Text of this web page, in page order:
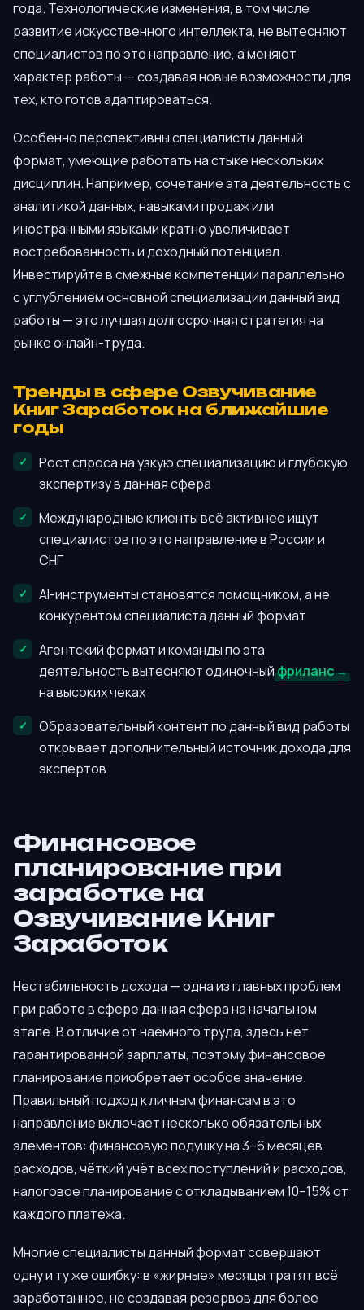
года. Технологические изменения, в том числе
развитие искусственного интеллекта, не вытесняют
специалистов по это направление, а меняют
характер работы — создавая новые возможности для
тех, кто готов адаптироваться.
Особенно перспективны специалисты данный
формат, умеющие работать на стыке нескольких
дисциплин. Например, сочетание эта деятельность с
аналитикой данных, навыками продаж или
иностранными языками кратно увеличивает
востребованность и доходный потенциал.
Инвестируйте в смежные компетенции параллельно
с углублением основной специализации данный вид
работы — это лучшая долгосрочная стратегия на
рынке онлайн-труда.
Тренды в сфере Озвучивание
Книг Заработок на ближайшие
годы
Рост спроса на узкую специализацию и глубокую
экспертизу в данная сфера
Международные клиенты всё активнее ищут
специалистов по это направление в России и
СНГ
AI-инструменты становятся помощником, а не
конкурентом специалиста данный формат
Агентский формат и команды по эта
деятельность вытесняют одиночныйфриланс
на высоких чеках
Образовательный контент по данный вид работы
открывает дополнительный источник дохода для
экспертов
Финансовое
планирование при
заработке на
Озвучивание Книг
Заработок
Нестабильность дохода — одна из главных проблем
при работе в сфере данная сфера на начальном
этапе. В отличие от наёмного труда, здесь нет
гарантированной зарплаты, поэтому финансовое
планирование приобретает особое значение.
Правильный подход к личным финансам в это
направление включает несколько обязательных
элементов: финансовую подушку на 3–6 месяцев
расходов, чёткий учёт всех поступлений и расходов,
налоговое планирование с откладыванием 10–15% от
каждого платежа.
Многие специалисты данный формат совершают
одну и ту же ошибку: в «жирные» месяцы тратят всё
заработанное, не создавая резервов для более